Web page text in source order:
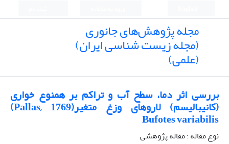
مجله پژوهش‌های جانوری
(مجله زیست شناسی ایران)
(علمی)
بررسی اثر دما، سطح آب و تراکم بر همنوع خواری
(کانیبالیسم) لاروهای وزغ متغیر(Pallas, 1769)
Bufotes variabilis
نوع مقاله : مقاله پژوهشی